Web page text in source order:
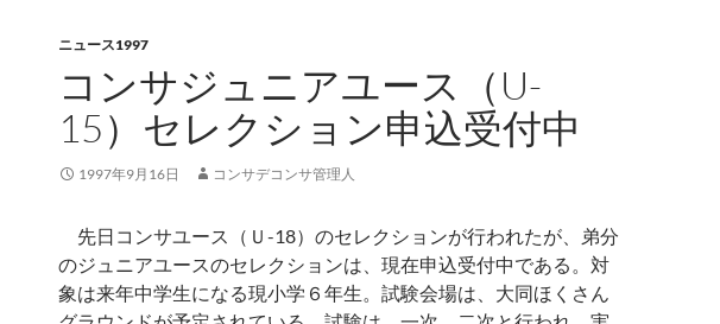
ニュース1997
コンサジュニアユース（U-
15）セレクション申込受付中
1997年9月16日 コンサデコンサ管理人
先日コンサユース（Ｕ-18）のセレクションが行われたが、弟分
のジュニアユースのセレクションは、現在申込受付中である。対
象は来年中学生になる現小学６年生。試験会場は、大同ほくさん